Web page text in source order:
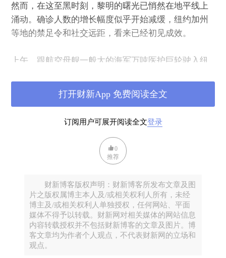
然而，在这至黑时刻，黎明的曙光已悄然在地平线上
涌动。确诊人数的增长幅度似乎开始减缓，纽约加州
等地的禁足令和社交远距，看来已经初见成效。
上午，跟航空母舰一般大的海军万吨医护巨轮驶入纽
驶过。感觉平时挺stolid见怪不怪的纽约人，也不那么
镇定自若了，竟不顾社交远距涌到哈德逊河边，挥舞
了视频。看来纽约宣传部的爱国主义教育还是蛮到位
的。这种时候大家太需要点正能量了。喜爱电视镜头
的特朗普本想亲自到纽约出席入港仪式的，特勤局好
真正应该鼓舞士气的恐怕还是下面这个故事。
如果我跟您讲，有那么位家庭医生，治疗了699个新冠
病人，0死亡、0住院、0插管（目前关于该医生的用药
效果尚未有官方结论——编者注）。您会不会有种请
订阅用户可展开阅读全文登录
打开财新App 免费阅读全文
0
推荐
财新博客版权声明：财新博客所发布文章及图
片之版权属博主本人及/或相关权利人所有，未经
博主及/或相关权利人单独授权，任何网站、平面
媒体不得予以转载。财新网对相关媒体的网站信息
内容转载授权并不包括财新博客的文章及图片。博
客文章均为作者个人观点，不代表财新网的立场和
观点。